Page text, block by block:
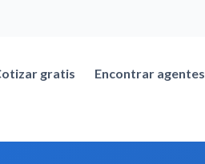
gratis Encontrar agentes